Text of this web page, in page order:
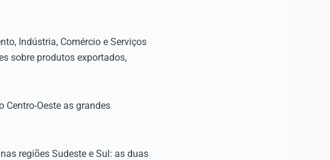
Indústria, Comércio e Serviços
sobre produtos exportados,
Centro-Oeste as grandes
regiões Sudeste e Sul: as duas